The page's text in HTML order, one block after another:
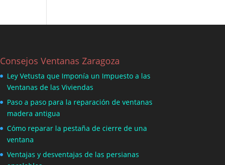
Consejos Ventanas Zaragoza
Ley Vetusta que Imponía un Impuesto a las
Ventanas de las Viviendas
Paso a paso para la reparación de ventanas
madera antigua
Cómo reparar la pestaña de cierre de una
ventana
Ventajas y desventajas de las persianas